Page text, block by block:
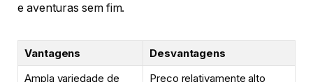
e aventuras sem fim.
Vantagens
Desvantagens
Ampla variedade de
Preço relativamente alto